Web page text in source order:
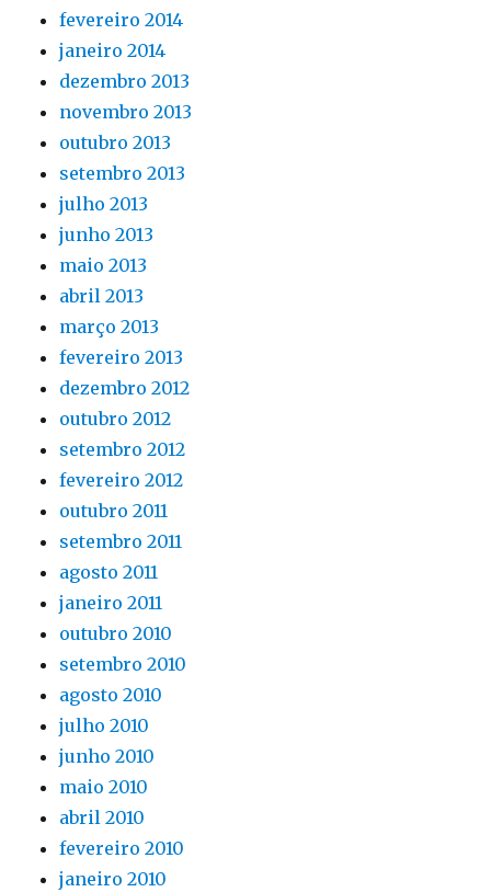
fevereiro 2014
janeiro 2014
dezembro 2013
novembro 2013
outubro 2013
setembro 2013
julho 2013
junho 2013
maio 2013
abril 2013
março 2013
fevereiro 2013
dezembro 2012
outubro 2012
setembro 2012
fevereiro 2012
outubro 2011
setembro 2011
agosto 2011
janeiro 2011
outubro 2010
setembro 2010
agosto 2010
julho 2010
junho 2010
maio 2010
abril 2010
fevereiro 2010
janeiro 2010